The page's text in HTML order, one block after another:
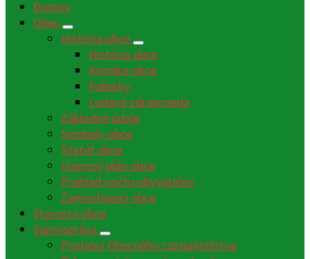
Domov
Obec
História obce
História obce
Kronika obce
Paberky
Ľudová zdravoveda
Základné údaje
Symboly obce
Štatút obce
Územný plán obce
Prehľad počtu obyvateľov
Zamestnanci obce
Starosta obce
Samospráva
Poslanci Obecného zastupiteľstva